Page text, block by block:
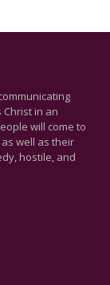
in an
will come to
well as their
hostile, and